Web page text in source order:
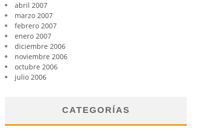
abril 2007
marzo 2007
febrero 2007
enero 2007
diciembre 2006
noviembre 2006
octubre 2006
julio 2006
CATEGORÍAS